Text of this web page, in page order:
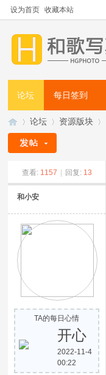
设为首页 收藏本站
论坛 每日签到
»
论坛
›
资源版块
查看: 1157 回复: 13
和小安
TA的每日心情
开心
2022-11-4
00:22